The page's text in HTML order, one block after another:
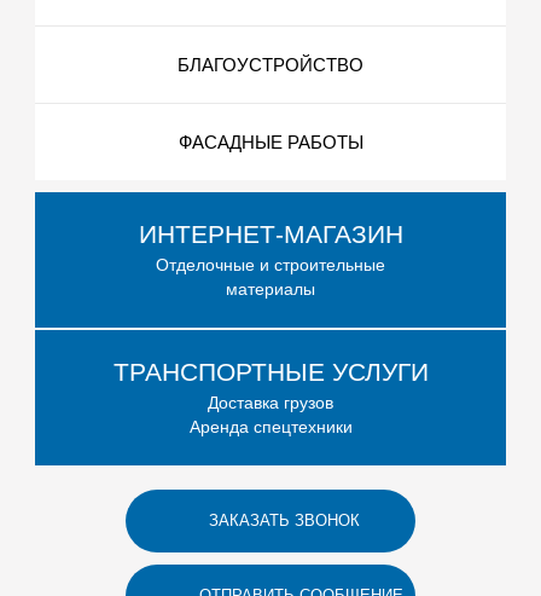
БЛАГОУСТРОЙСТВО
ФАСАДНЫЕ РАБОТЫ
ИНТЕРНЕТ-МАГАЗИН
Отделочные и строительные
материалы
ТРАНСПОРТНЫЕ УСЛУГИ
Доставка грузов
Аренда спецтехники
ЗАКАЗАТЬ ЗВОНОК